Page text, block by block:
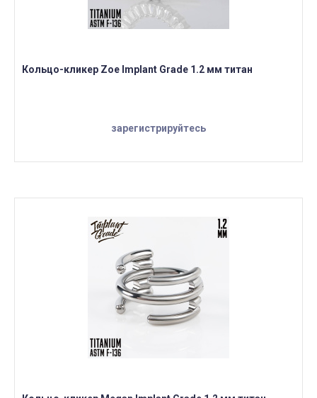
Кольцо-кликер Zoe Implant Grade 1.2 мм титан
зарегистрируйтесь